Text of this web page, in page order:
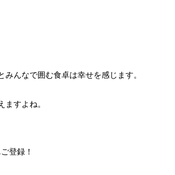
んなで囲む食卓は幸せを感じます。
ますよね。
登録！